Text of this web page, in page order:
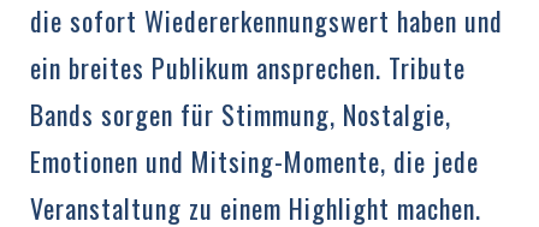
die sofort Wiedererkennungswert haben und
ein breites Publikum ansprechen. Tribute
Bands sorgen für Stimmung, Nostalgie,
Emotionen und Mitsing-Momente, die jede
Veranstaltung zu einem Highlight machen.